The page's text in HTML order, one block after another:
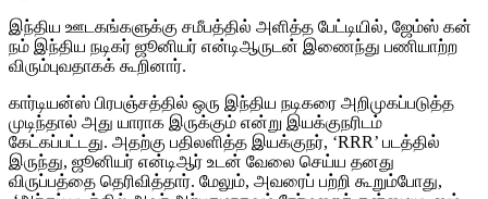
இந்திய ஊடகங்களுக்கு சமீபத்தில் அளித்த பேட்டியில், ஜேம்ஸ் கன்
நம் இந்திய நடிகர் ஜூனியர் என்டிஆருடன் இணைந்து பணியாற்ற
விரும்புவதாகக் கூறினார்.
கார்டியன்ஸ் பிரபஞ்சத்தில் ஒரு இந்திய நடிகரை அறிமுகப்படுத்த
முடிந்தால் அது யாராக இருக்கும் என்று இயக்குநரிடம்
கேட்கப்பட்டது. அதற்கு பதிலளித்த இயக்குநர், ‘RRR’ படத்தில்
இருந்து, ஜூனியர் என்டிஆர் உடன் வேலை செய்ய தனது
விருப்பத்தை தெரிவித்தார். மேலும், அவரைப் பற்றி கூறும்போது,